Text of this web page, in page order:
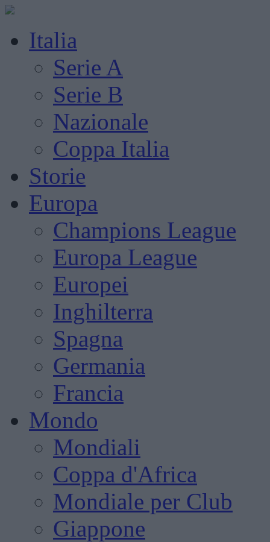
Italia
Serie A
Serie B
Nazionale
Coppa Italia
Storie
Europa
Champions League
Europa League
Europei
Inghilterra
Spagna
Germania
Francia
Mondo
Mondiali
Coppa d'Africa
Mondiale per Club
Giappone